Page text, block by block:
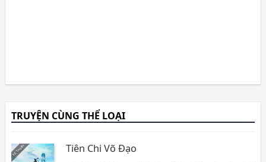
TRUYỆN CÙNG THỂ LOẠI
Tiên Chi Võ Đạo